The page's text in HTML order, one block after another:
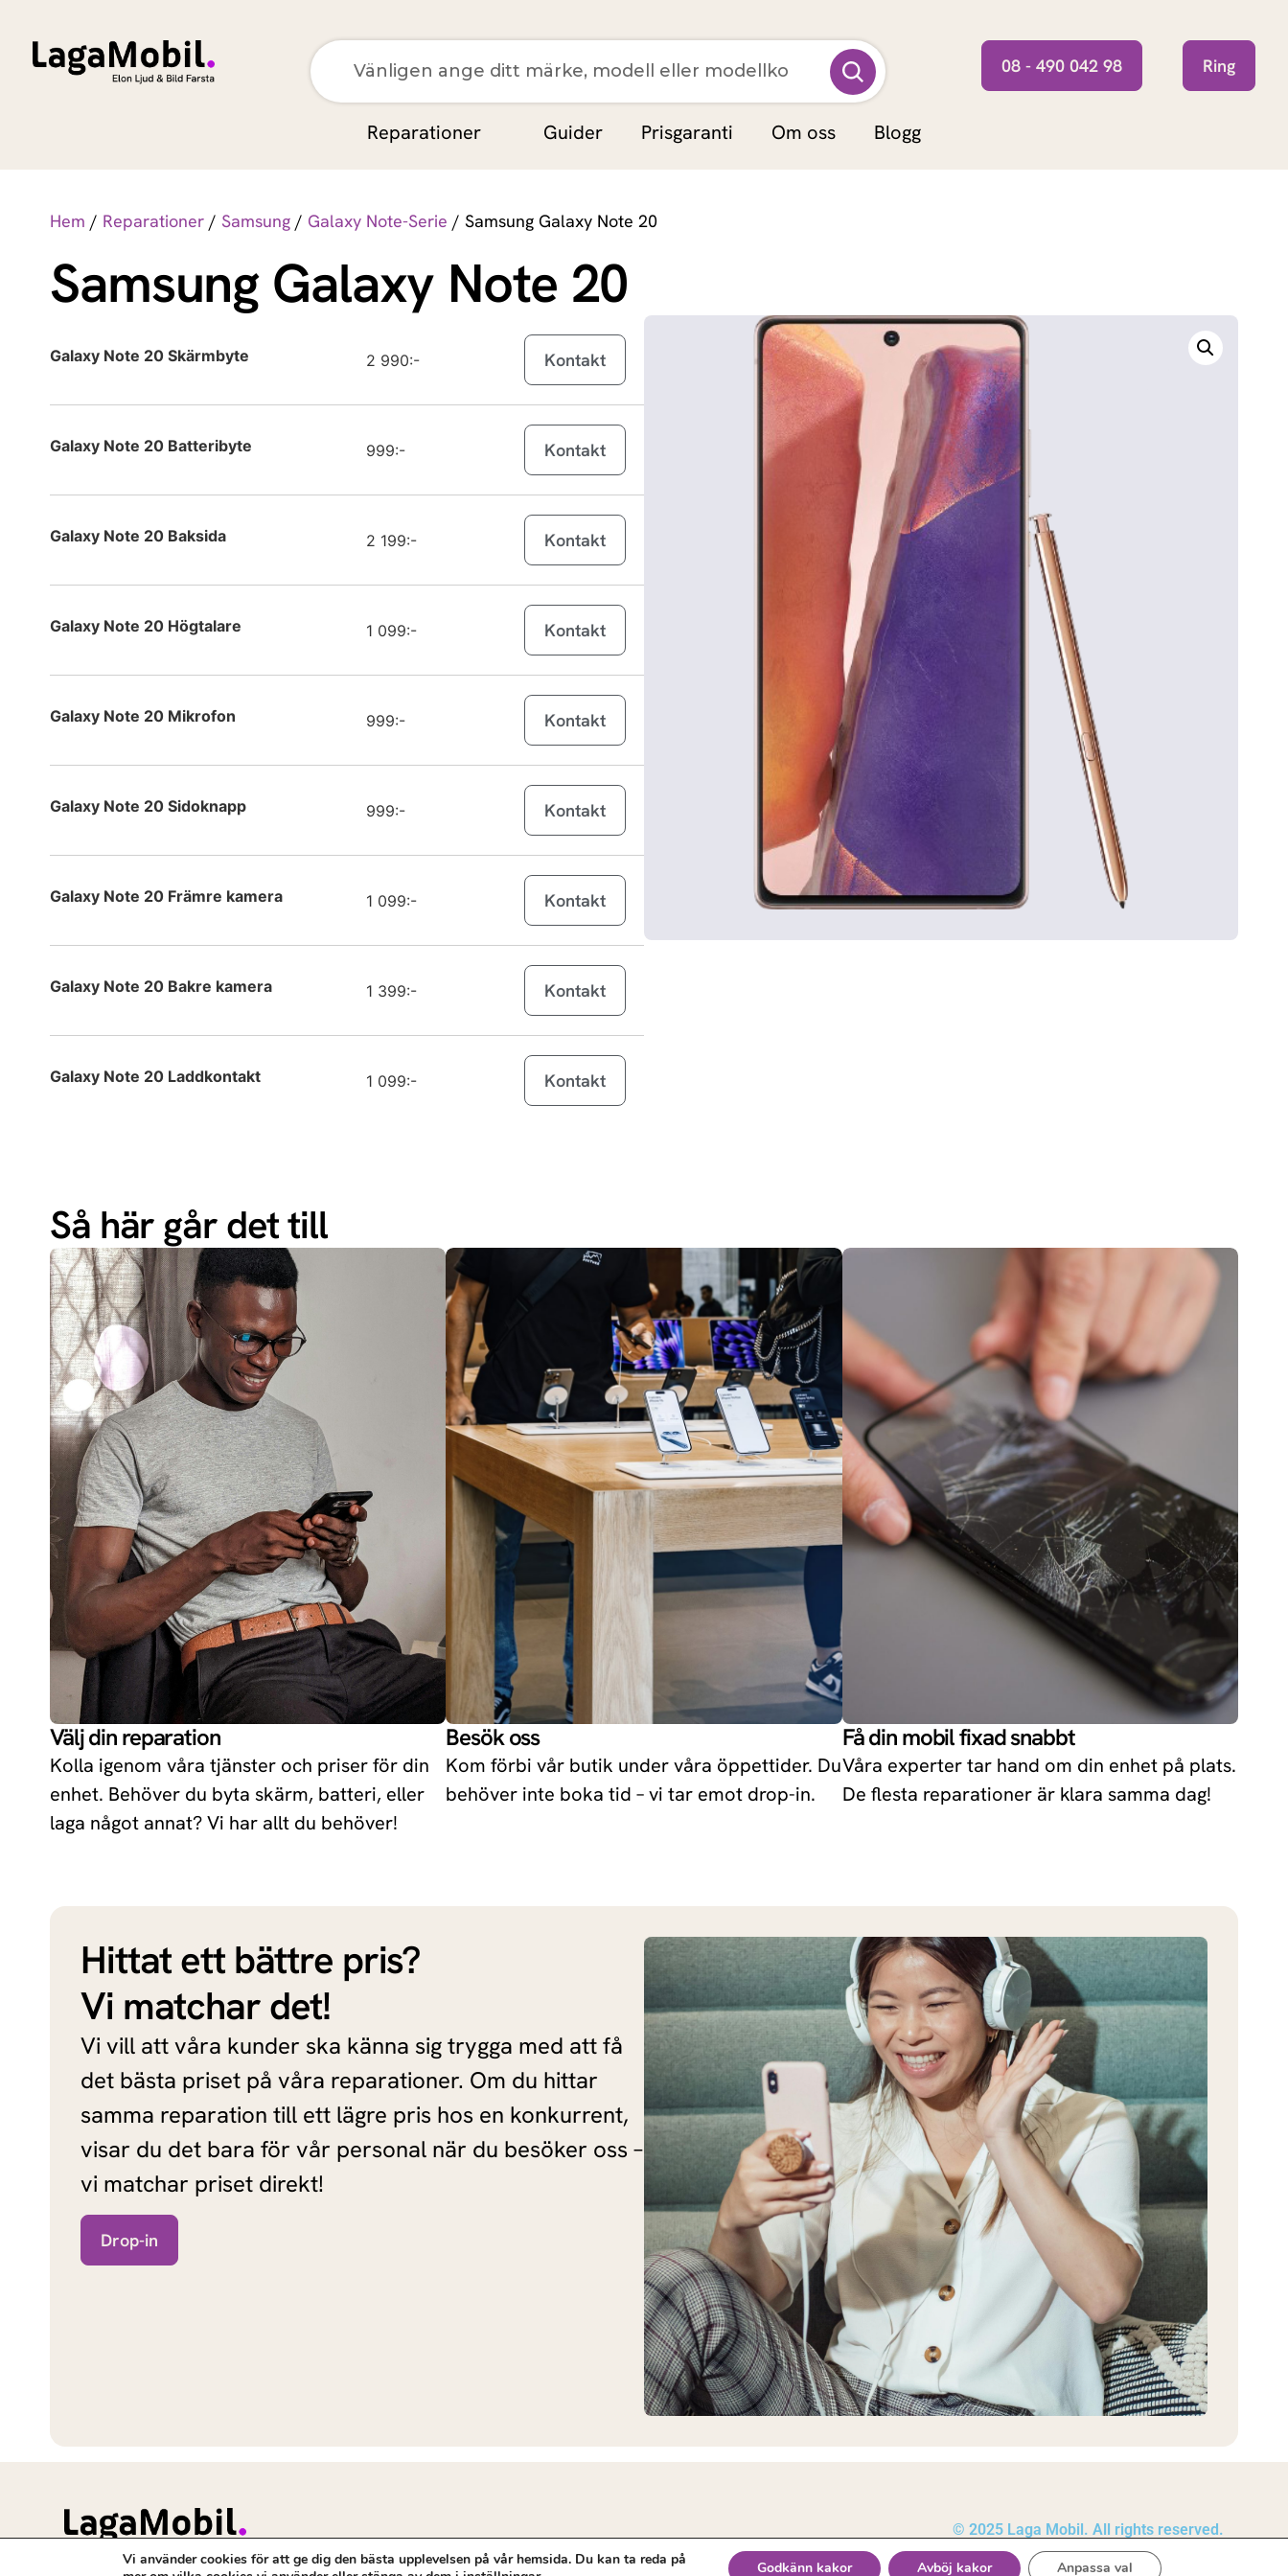
Apple MacBook Neo
Apple MacBook Air 13 inch M5 (2026)
Apple MacBook Pro 15 inch M5 (2026)
Apple MacBook Pro 14 inch M5 Max (2026)
MacBook Pro 16 inch M5 Pro (2026)
MacBook Pro 16 inch M5 Max (2026)
iPad Air 13 (2026)
iPad Air 11 (2026)
iPad Pro 11 (2025)
iPad Pro 13 (2025)
MacBook Pro 14 inch M5 (2025)
Galaxy Tab A11+
Galaxy Tab A11
iPhone 17 Pro
iPhone 17 Pro Max
Galaxy Tab S11
Galaxy Tab S11 Ultra
Galaxy Tab S10 Lite
Galaxy Z Flip7
MacBook Air 13 inch M4 (2025)
MacBook Air 15 inch M4 (2025)
iPad (2025)
iPad Air 11 (2025)
iPad Air 13 (2025)
iPhone 16e
Galaxy S25
Galaxy S25+
Samsung Galaxy S25 Ultra
Oneplus 13R
Xiaomi Redmi 14C 5G
Enjoy 70X
Xiaomi Redmi Turbo 4
08 - 490 042 98 Ring
Reparationer Guider Prisgaranti Om oss Blogg
Hem / Reparationer / Samsung / Galaxy Note-Serie / Samsung Galaxy Note 20
Samsung Galaxy Note 20
Galaxy Note 20 Skärmbyte 2 990:- Kontakt
Galaxy Note 20 Batteribyte 999:- Kontakt
Galaxy Note 20 Baksida 2 199:- Kontakt
Galaxy Note 20 Högtalare 1 099:- Kontakt
Galaxy Note 20 Mikrofon 999:- Kontakt
Galaxy Note 20 Sidoknapp 999:- Kontakt
Galaxy Note 20 Främre kamera 1 099:- Kontakt
Galaxy Note 20 Bakre kamera 1 399:- Kontakt
Galaxy Note 20 Laddkontakt 1 099:- Kontakt
Så här går det till
Välj din reparation
Kolla igenom våra tjänster och priser för din
enhet. Behöver du byta skärm, batteri, eller
laga något annat? Vi har allt du behöver!
Besök oss
Kom förbi vår butik under våra öppettider. Du
behöver inte boka tid – vi tar emot drop-in.
Få din mobil fixad snabbt
Våra experter tar hand om din enhet på plats.
De flesta reparationer är klara samma dag!
Hittat ett bättre pris?
Vi matchar det!
Vi vill att våra kunder ska känna sig trygga med att få
det bästa priset på våra reparationer. Om du hittar
samma reparation till ett lägre pris hos en konkurrent,
visar du det bara för vår personal när du besöker oss –
vi matchar priset direkt!
Drop-in
© 2025 Laga Mobil. All rights reserved.
Vi använder cookies för att ge dig den bästa upplevelsen på vår hemsida. Du kan ta reda på
Godkänn kakor Avböj kakor Anpassa val